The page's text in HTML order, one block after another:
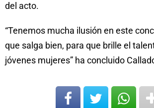
del acto.
“Tenemos mucha ilusión en este
que salga bien, para que brille el
jóvenes mujeres” ha concluido